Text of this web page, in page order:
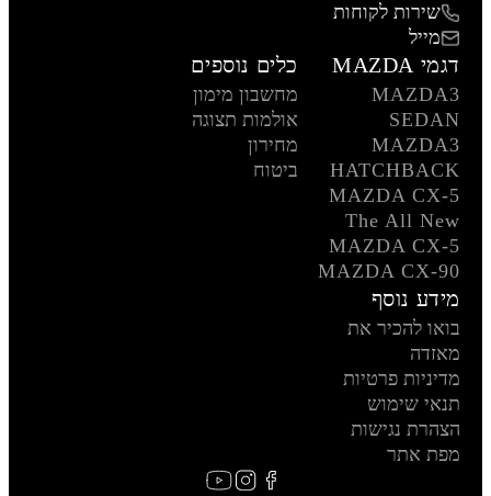
שירות לקוחות
מייל
דגמי MAZDA
MAZDA3
SEDAN
MAZDA3
HATCHBACK
MAZDA CX-5
The All New
MAZDA CX-5
MAZDA CX-90
כלים נוספים
מחשבון מימון
אולמות תצוגה
מחירון
ביטוח
מידע נוסף
בואו להכיר את
מאזדה
מדיניות פרטיות
תנאי שימוש
הצהרת נגישות
מפת אתר